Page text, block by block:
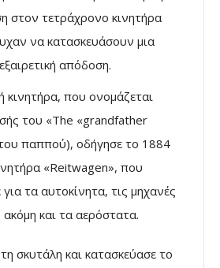
στον τετράχρονο κινητήρα
να κατασκευάσουν μια
απόδοση.
κινητήρα, που ονομάζεται
του «The «grandfather
παππού), οδήγησε το 1884
«Reitwagen», που
τα αυτοκίνητα, τις μηχανές
και τα αερόστατα.
σκυτάλη και κατασκεύασε το